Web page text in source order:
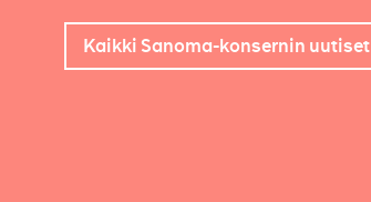
Kaikki Sanoma-konsernin uutiset